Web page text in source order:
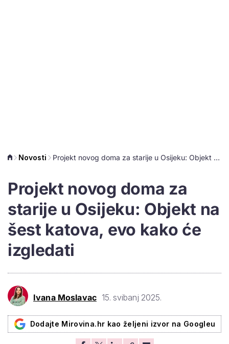
Novosti Projekt novog doma za starije u Osijeku: Objekt na šest katova, evo kako će izgledati
Projekt novog doma za
starije u Osijeku: Objekt na
šest katova, evo kako će
izgledati
Ivana Moslavac 15. svibanj 2025.
Dodajte Mirovina.hr kao željeni izvor na Googleu